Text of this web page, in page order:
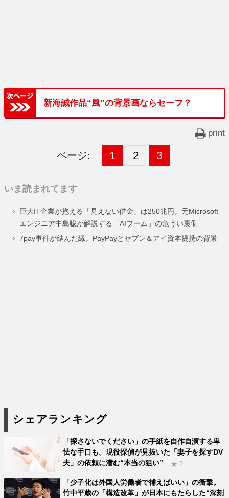
新海誠作品“風”の背景画ならセーフ？
print
ページ:
固
ー
ジ
1 ,
固
ー
ジ
2 ,
固
ー
ジ
3
いま読まれてます
巨大IT企業が抱える「見えない借金」は250兆円。元Microsoft
エンジニア中島聡が解説する「AIブーム」の危うい裏側
7pay事件が結んだ縁。PayPayとセブン＆アイ資本提携の背景
シェアランキング
「探さないでください」の手紙を自作自演する卑
怯な手口も。現役探偵が見抜いた「妻子を探すDV
夫」の依頼に潜む“本当の狙い”
★ 2
「少子化は外国人労働者で補えばいい」の衝撃。
竹中平蔵の「構造改革」が日本にもたらした“深刻